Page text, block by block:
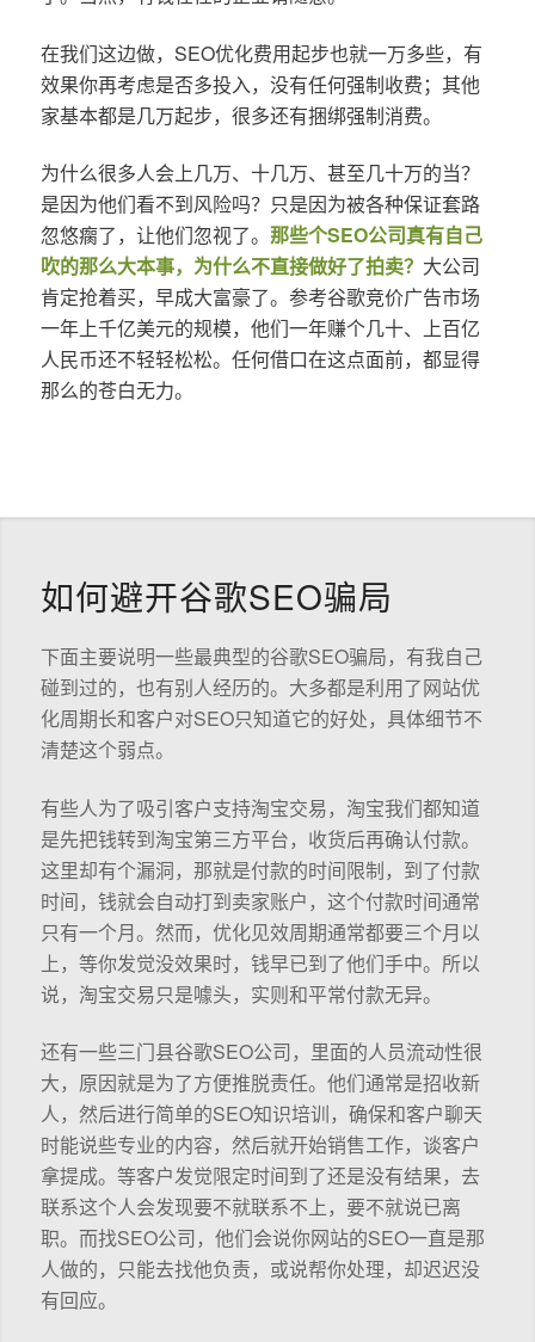
在我们这边做，SEO优化费用起步也就一万多些，有
效果你再考虑是否多投入，没有任何强制收费；其他
家基本都是几万起步，很多还有捆绑强制消费。
为什么很多人会上几万、十几万、甚至几十万的当？
是因为他们看不到风险吗？只是因为被各种保证套路
忽悠瘸了，让他们忽视了。 那些个SEO公司真有自己
吹的那么大本事，为什么不直接做好了拍卖？ 大公司
肯定抢着买，早成大富豪了。参考谷歌竞价广告市场
一年上千亿美元的规模，他们一年赚个几十、上百亿
人民币还不轻轻松松。任何借口在这点面前，都显得
那么的苍白无力。
如何避开谷歌SEO骗局
下面主要说明一些最典型的谷歌SEO骗局，有我自己
碰到过的，也有别人经历的。大多都是利用了网站优
化周期长和客户对SEO只知道它的好处，具体细节不
清楚这个弱点。
有些人为了吸引客户支持淘宝交易，淘宝我们都知道
是先把钱转到淘宝第三方平台，收货后再确认付款。
这里却有个漏洞，那就是付款的时间限制，到了付款
时间，钱就会自动打到卖家账户，这个付款时间通常
只有一个月。然而，优化见效周期通常都要三个月以
上，等你发觉没效果时，钱早已到了他们手中。所以
说，淘宝交易只是噱头，实则和平常付款无异。
还有一些三门县谷歌SEO公司，里面的人员流动性很
大，原因就是为了方便推脱责任。他们通常是招收新
人，然后进行简单的SEO知识培训，确保和客户聊天
时能说些专业的内容，然后就开始销售工作，谈客户
拿提成。等客户发觉限定时间到了还是没有结果，去
联系这个人会发现要不就联系不上，要不就说已离
职。而找SEO公司，他们会说你网站的SEO一直是那
人做的，只能去找他负责，或说帮你处理，却迟迟没
有回应。